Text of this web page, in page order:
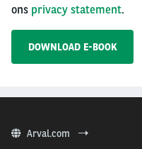
ons privacy statement.
Arval.com